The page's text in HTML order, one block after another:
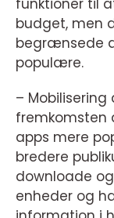
funktioner til
budget, men
begrænsede
populære.
–
fremkomsten
apps mere
bredere
downloade
enheder og